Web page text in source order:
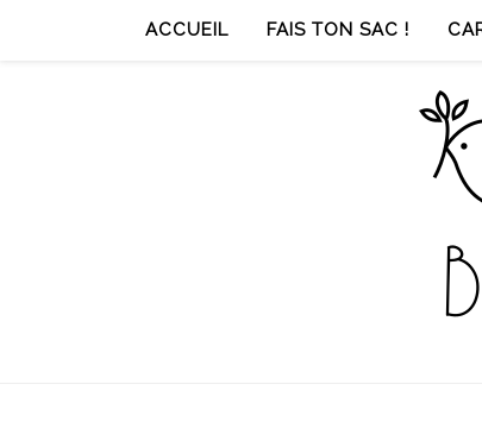
ACCUEIL FAIS TON SAC !